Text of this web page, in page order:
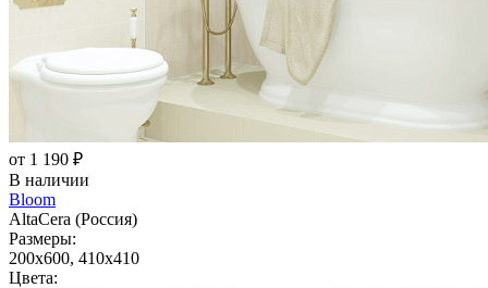
от 1 190 ₽
В наличии
Bloom
AltaCera (Россия)
Размеры:
200x600, 410x410
Цвета: